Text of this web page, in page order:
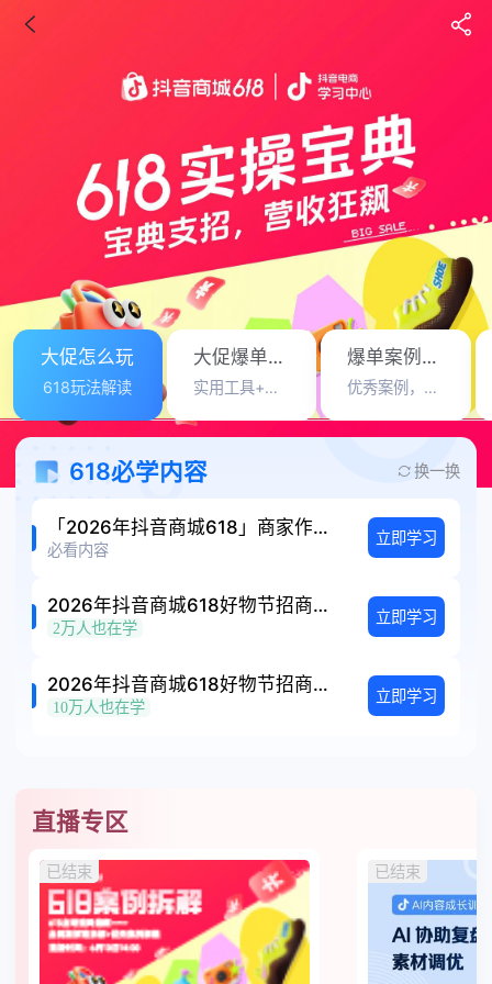
大促怎么玩
618玩法解读
大促爆单攻略
实用工具+必知技巧
爆单案例拆解
优秀案例，来抄作业
618必学内容 换一换
「2026年抖音商城618」商家作战大图
必看内容
立即学习
2026年抖音商城618好物节招商规则
2万人也在学
立即学习
2026年抖音商城618好物节招商大会
10万人也在学
立即学习
直播专区
已结束 已结束